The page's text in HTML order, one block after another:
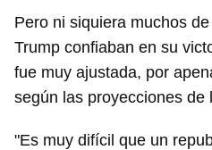
Pero ni siquiera muchos
Trump confiaban en su
fue muy ajustada, por
según las proyecciones de
"Es muy difícil que un